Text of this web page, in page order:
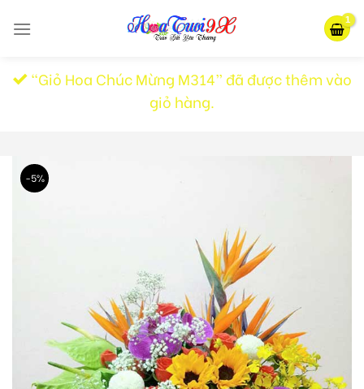
“Giỏ Hoa Chúc Mừng M314” đã được thêm vào
giỏ hàng.
-5%